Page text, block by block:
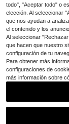
todo", "Aceptar todo" o
elección. Al seleccionar
que nos ayudan a
el contenido y los
Al seleccionar
que hacen que nuestro
configuración de tu
Para obtener más
configuraciones de
más información sobre